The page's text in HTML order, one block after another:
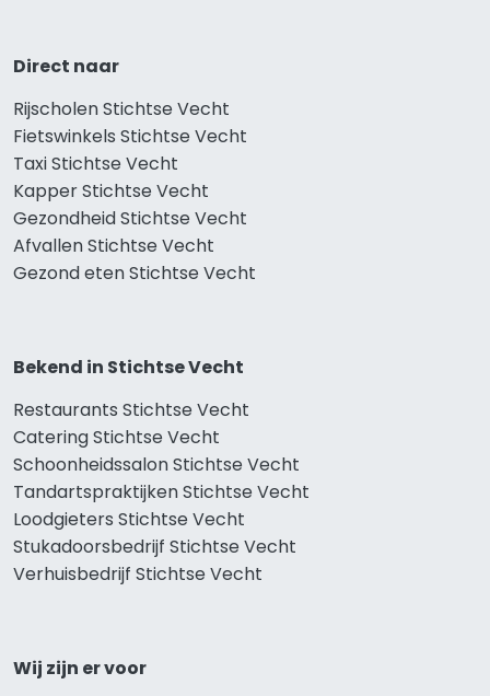
Direct naar
Rijscholen Stichtse Vecht
Fietswinkels Stichtse Vecht
Taxi Stichtse Vecht
Kapper Stichtse Vecht
Gezondheid Stichtse Vecht
Afvallen Stichtse Vecht
Gezond eten Stichtse Vecht
Bekend in Stichtse Vecht
Restaurants Stichtse Vecht
Catering Stichtse Vecht
Schoonheidssalon Stichtse Vecht
Tandartspraktijken Stichtse Vecht
Loodgieters Stichtse Vecht
Stukadoorsbedrijf Stichtse Vecht
Verhuisbedrijf Stichtse Vecht
Wij zijn er voor